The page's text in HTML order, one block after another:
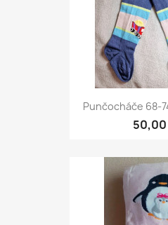
Punčocháče 68-
50,00